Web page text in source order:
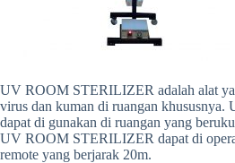
UV ROOM STERILIZER adalah alat
virus dan kuman di ruangan
dapat di gunakan di ruangan yang
UV ROOM STERILIZER dapat di
remote yang berjarak 20m.